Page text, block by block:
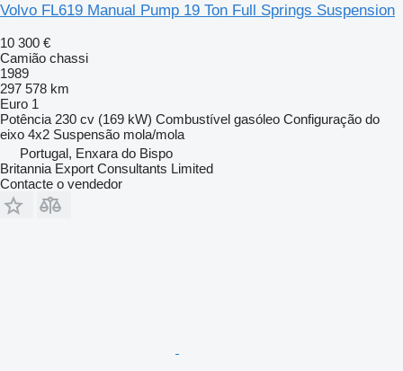
Volvo FL619 Manual Pump 19 Ton Full Springs Suspension
10 300 €
Camião chassi
1989
297 578 km
Euro 1
Potência 230 cv (169 kW) Combustível gasóleo Configuração do
eixo 4x2 Suspensão mola/mola
Portugal, Enxara do Bispo
Britannia Export Consultants Limited
Contacte o vendedor